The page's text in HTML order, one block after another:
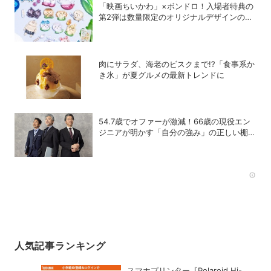
「映画ちいかわ」×ボンドロ！入場者特典の
第2弾は数量限定のオリジナルデザインのボ
肉にサラダ、海老のビスクまで!?「食事系か
き氷」が夏グルメの最新トレンドに
54.7歳でオファーが激減！66歳の現役エン
ジニアが明かす「自分の強み」の正しい棚卸
人気記事ランキング